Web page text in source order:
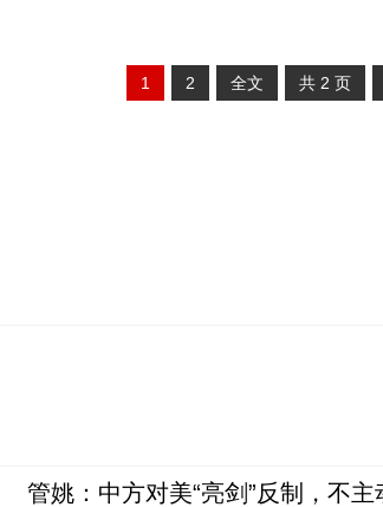
1 2 全文 共 2 页
管姚：中方对美“亮剑”反制，不